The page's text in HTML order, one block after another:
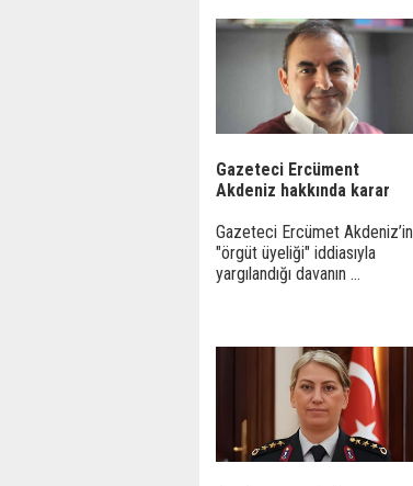
Gazeteci Ercüment
Akdeniz hakkında karar
Gazeteci Ercümet Akdeniz’in
"örgüt üyeliği" iddiasıyla
yargılandığı davanın ...